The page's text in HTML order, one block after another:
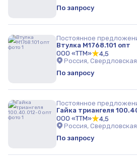
По запросу
Постоянное
Втулка М1768.101 опт
ООО «ТТМ»
4,5
Россия,
По запросу
Постоянное
Гайка триангеля
ООО «ТТМ»
4,5
Россия,
По запросу